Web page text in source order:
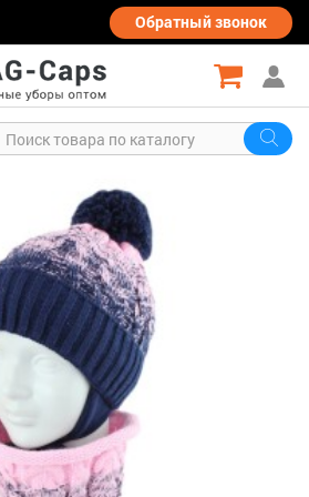
Обратныйзвонок